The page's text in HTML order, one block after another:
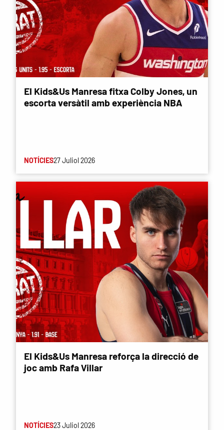
El Kids&Us Manresa fitxa Colby Jones, un
escorta versàtil amb experiència NBA
NOTÍCIES27 Juliol 2026
El Kids&Us Manresa reforça la direcció de
joc amb Rafa Villar
NOTÍCIES23 Juliol 2026